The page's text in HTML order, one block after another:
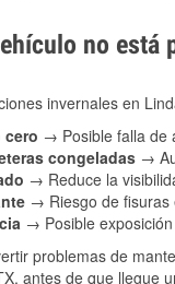
no
invernales en
cero → Posible falla de
congeladas →
→ Reduce la
→ Riesgo de fisuras
→ Posible
problemas de
antes de que